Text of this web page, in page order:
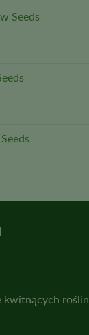
Seeds
kwitnących roślin